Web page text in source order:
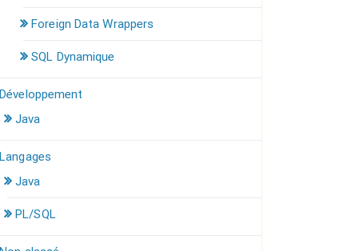
Foreign Data Wrappers
SQL Dynamique
Développement
Java
Langages
Java
PL/SQL